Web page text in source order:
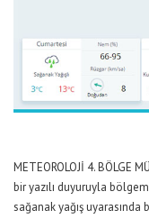
METEOROLOJİ 4. BÖLGE
bir yazılı duyuruyla
sağanak yağış uyarasında